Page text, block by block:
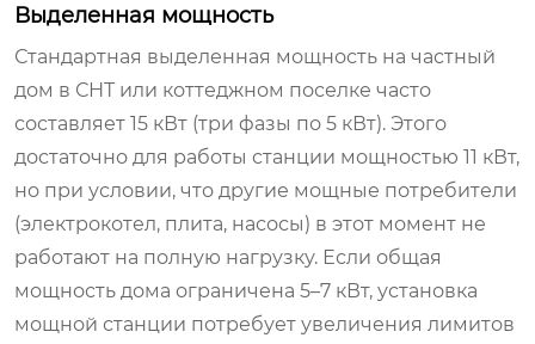
Выделенная мощность
Стандартная выделенная мощность на частный
дом в СНТ или коттеджном поселке часто
составляет 15 кВт (три фазы по 5 кВт). Этого
достаточно для работы станции мощностью 11 кВт,
но при условии, что другие мощные потребители
(электрокотел, плита, насосы) в этот момент не
работают на полную нагрузку. Если общая
мощность дома ограничена 5–7 кВт, установка
мощной станции потребует увеличения лимитов